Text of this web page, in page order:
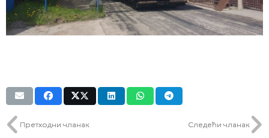
Претходни чланак Следећи чланак